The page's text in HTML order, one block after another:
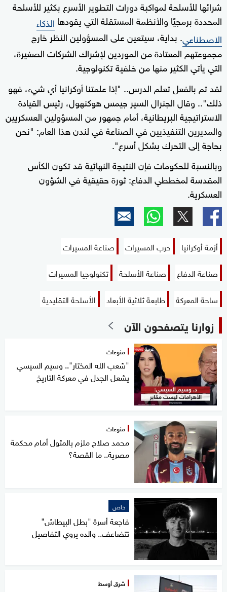
شرائها للأسلحة لمواكبة دورات التطوير الأسرع بكثير للأسلحة
المحددة برمجيًا والأنظمة المستقلة التي يقودها الذكاء
الاصطناعي. بداية، سيتعين على المسؤولين النظر خارج
مجموعتهم المعتادة من الموردين لإشراك الشركات الصغيرة،
التي يأتي الكثير منها من خلفية تكنولوجية.
لقد تم بالفعل تعلم الدرس.. "إذا علمتنا أوكرانيا أي شيء، فهو
ذلك".. وقال الجنرال السير جيمس هوكنهول، رئيس القيادة
الاستراتيجية البريطانية، أمام جمهور من المسؤولين العسكريين
والمديرين التنفيذيين في الصناعة في لندن هذا العام: "نحن
بحاجة إلى التحرك بشكل أسرع".
وبالنسبة للحكومات فإن النتيجة النهائية قد تكون الكأس
المقدسة لمخططي الدفاع: ثورة حقيقية في الشؤون
العسكرية.
أزمة أوكرانيا حرب المسيرات
صناعة المسيرات
صناعة الدفاع
صناعة الأسلحة
تكنولوجيا المسيرات
ساحة المعركة
طابعة ثلاثية الأبعاد الأسلحة التقليدية
زوارنا يتصفحون الآن
منوعات
"شعب الله المختار".. وسيم السيسي
يشعل الجدل في معركة التاريخ
منوعات
محمد صلاح ملزم بالمثول أمام محكمة
مصرية.. ما القصة؟
خاص
فاجعة أسرة "بطل البيطاش"
تتضاعف.. والده يروي التفاصيل
شرق أوسط